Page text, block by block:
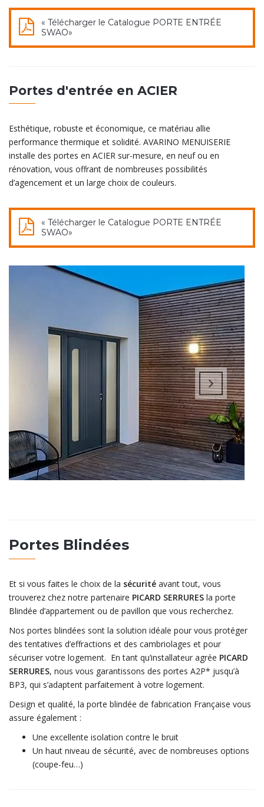
« Télécharger le Catalogue PORTE ENTRÉE
SWAO»
Portes d'entrée en ACIER
Esthétique, robuste et économique, ce matériau allie
performance thermique et solidité. AVARINO MENUISERIE
installe des portes en ACIER sur-mesure, en neuf ou en
rénovation, vous offrant de nombreuses possibilités
d’agencement et un large choix de couleurs.
« Télécharger le Catalogue PORTE ENTRÉE
SWAO»
Portes Blindées
Et si vous faites le choix de la sécurité avant tout, vous
trouverez chez notre partenaire PICARD SERRURES la porte
Blindée d’appartement ou de pavillon que vous recherchez.
Nos portes blindées sont la solution idéale pour vous protéger
des tentatives d’effractions et des cambriolages et pour
sécuriser votre logement. En tant qu’installateur agrée PICARD
SERRURES, nous vous garantissons des portes A2P* jusqu’à
BP3, qui s’adaptent parfaitement à votre logement.
Design et qualité, la porte blindée de fabrication Française vous
assure également :
Une excellente isolation contre le bruit
Un haut niveau de sécurité, avec de nombreuses options
(coupe-feu…)